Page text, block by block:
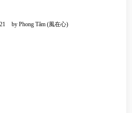
by Phong Tâm (風在心)